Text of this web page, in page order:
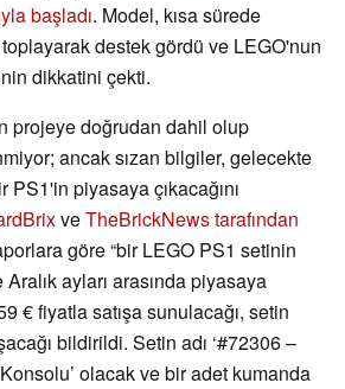
başladı. Model, kısa sürede
destek gördü ve LEGO'nun
dikkatini çekti.
projeye doğrudan dahil olup
ancak sızan bilgiler, gelecekte
PS1'in piyasaya çıkacağını
veTheBrickNews tarafından
göre “bir LEGO PS1 setinin
Aralık ayları arasında piyasaya
€ fiyatla satışa sunulacağı, setin
bildirildi. Setin adı ‘#72306 –
olacak ve bir adet kumanda